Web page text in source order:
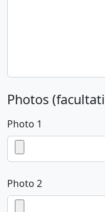
Photos
Photo 1
Photo 2